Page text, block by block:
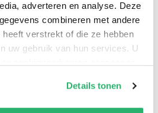
adverteren en analyse. Deze
combineren met andere
verstrekt of die ze hebben
uw gebruik van hun services. U
Details tonen